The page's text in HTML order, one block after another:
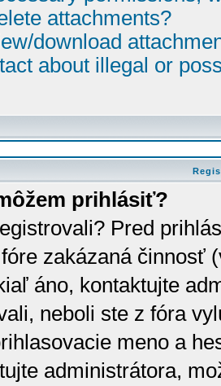
attachments?
download
about illegal or
prihlásiť?
Pred
zakázaná činnosť
áno, kontaktujte
neboli ste z fóra
meno a
administrátora,